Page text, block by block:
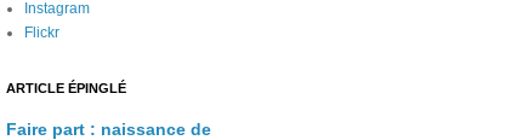
Instagram
Flickr
ARTICLE ÉPINGLÉ
Faire part : naissance de